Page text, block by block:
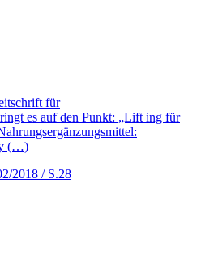
für
es auf den Punkt: „Lift ing für
(…)
2018 / S.28